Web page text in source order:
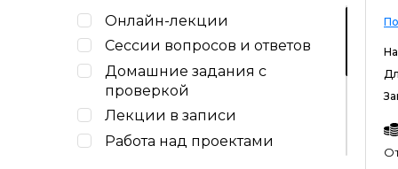
Онлайн-лекции
Сессии вопросов и ответов
Домашние задания c
проверкой
Лекции в записи
Работа над проектами